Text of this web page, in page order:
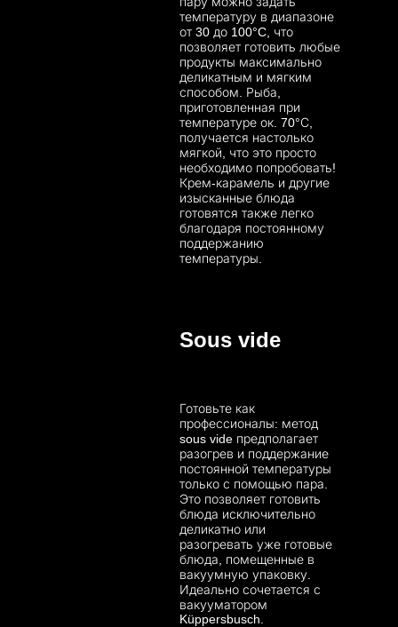
температуру в диапазоне
от 30 до 100°C, что
позволяет готовить любые
продукты максимально
деликатным и мягким
способом. Рыба,
приготовленная при
температуре ок. 70°С,
получается настолько
мягкой, что это просто
необходимо попробовать!
Крем-карамель и другие
изысканные блюда
готовятся также легко
благодаря постоянному
поддержанию
температуры.
Sous vide
Готовьте как
профессионалы: метод
sous vide предполагает
разогрев и поддержание
постоянной температуры
только с помощью пара.
Это позволяет готовить
блюда исключительно
деликатно или
разогревать уже готовые
блюда, помещенные в
вакуумную упаковку.
Идеально сочетается с
вакууматором
Küppersbusch.